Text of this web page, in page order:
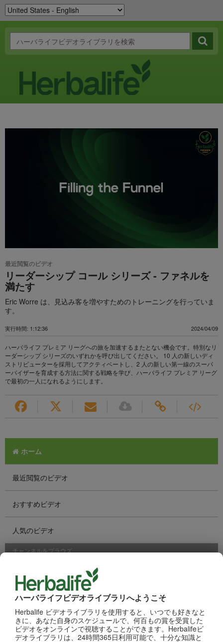
ハーバライフビデオライブラリへようこそ
Herbalife ビデオライブラリを使用すると、いつでも好きなと
きに、あなた自身のスケジュールで、何百もの賞を受賞した
ビデオをオンラインで視聴することができます。Herbalifeビ
デオライブラリは、24時間365日利用可能で、十分な知識と
最近閲覧のビデオ
リーダーシップ コール シリーズ - ファネルを
満たす
Eric Worre は、見込み客を増やすためのトレーニングを行っていま
す。
実行時間: 1:12:36 2024/04/09
ハーバライフ プレミア リーグへの旅を加速するまたとない機会です。特別なリ
ーダーシップ シリーズのいずれかを呼び出してください。 10 人の新しいディ
ストリビューターを採用してアクティベートし、2 人の新しい第一線のスーパ
ーバイザーを育成する方法に関する戦略を学び、ハーバライフ プレミア リーグ
で最初の一人になれるようにします。
ホーム
最近閲覧のビデオ
おすすめビデオ
人気のビデオ
チャンネルをブラウズ
ブランドとスポンサー
栄養と科学